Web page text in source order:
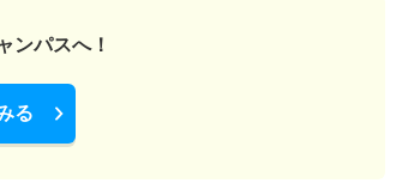
ンパスへ！
る